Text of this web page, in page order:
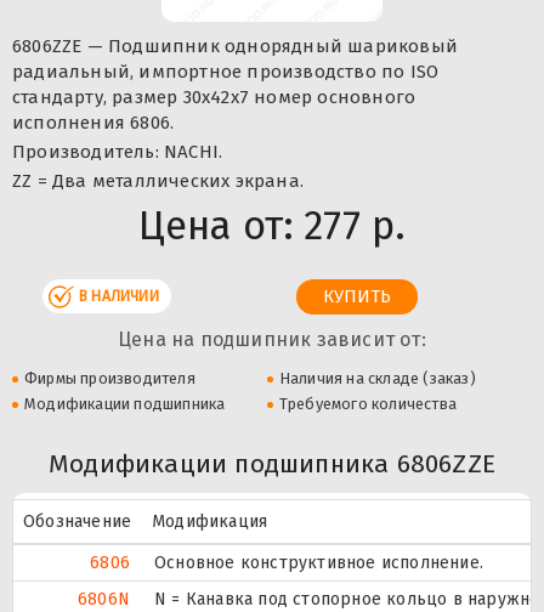
6806ZZE — Подшипник однорядный шариковый
радиальный, импортное производство по ISO
стандарту, размер 30x42x7 номер основного
исполнения 6806.
Производитель: NACHI.
ZZ = Два металлических экрана.
Цена от: 277 р.
В НАЛИЧИИ
Цена на подшипник зависит от:
Фирмы производителя
Наличия на складе (заказ)
Модификации подшипника
Требуемого количества
Модификации подшипника 6806ZZE
Обозначение
Модификация
6806
Основное конструктивное исполнение.
6806N
N = Канавка под стопорное кольцо в